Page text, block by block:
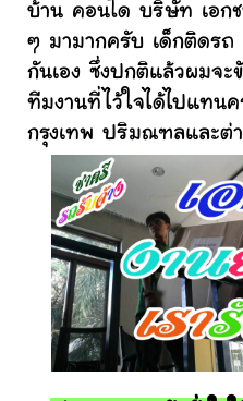
บ้าน คอนโด บริษัท เอก
ๆ มามากครับ เด็กติดร
กันเอง ซึ่งปกติแล้วผมจะ
ทีมงานที่ไว้ใจได้ไปแทน
กรุงเทพ ปริมณฑลและต่